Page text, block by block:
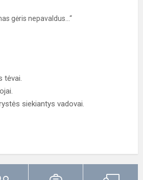
gėris nepavaldus...“
tėvai.
siekiantys vadovai.